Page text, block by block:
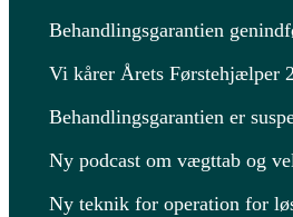
Behandlingsgarantien
Vi kårer Årets Førstehjælper
Behandlingsgarantien er
Ny podcast om vægttab og
Ny teknik for operation for